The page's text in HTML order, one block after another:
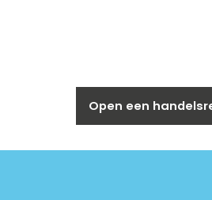
Open een